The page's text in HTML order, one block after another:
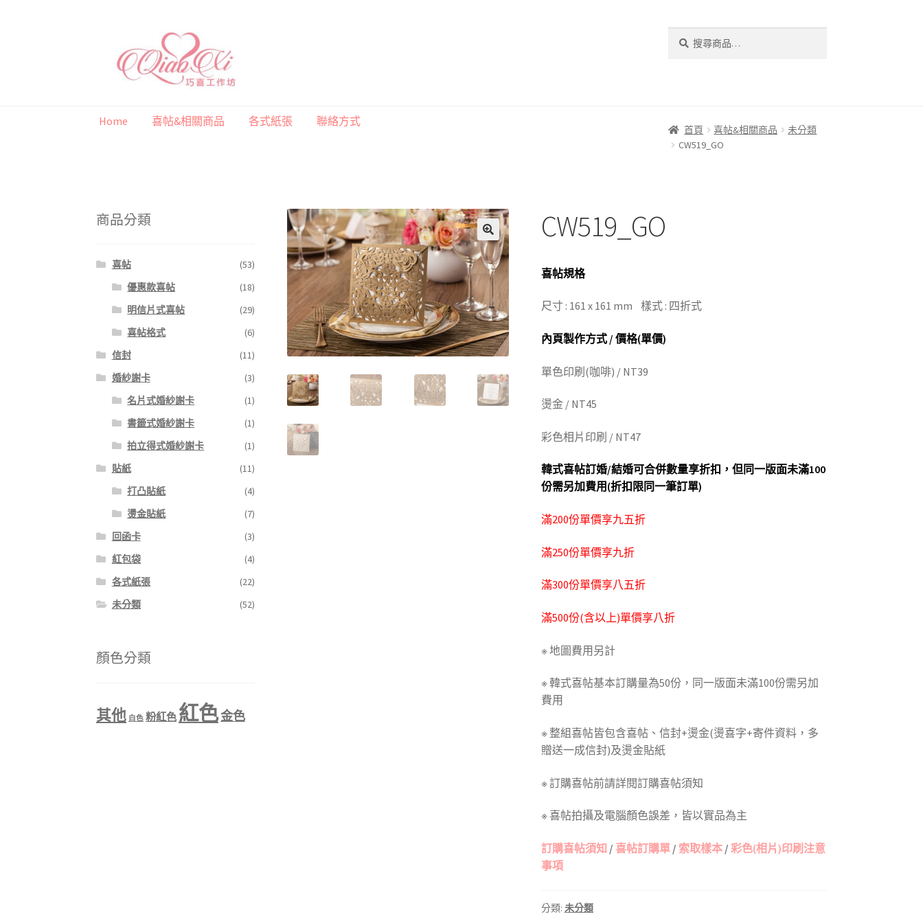
容
Home 喜帖&相關商品 各式紙張 聯絡方式
首頁 喜帖&相關商品
未分類
CW519_GO
CW519_GO
喜帖規格
尺寸 : 161 x 161 mm 樣式 : 四折式
內頁製作方式 / 價格(單價)
單色印刷(咖啡) / NT39
燙金 / NT45
彩色相片印刷 / NT47
韓式喜帖訂婚/結婚可合併數量享折扣，但同一版面未滿100
份需另加費用(折扣限同一筆訂單)
滿200份單價享九五折
滿250份單價享九折
滿300份單價享八五折
滿500份(含以上)單價享八折
※ 地圖費用另計
※ 韓式喜帖基本訂購量為50份，同一版面未滿100份需另加
費用
※ 整組喜帖皆包含喜帖、信封+燙金(燙喜字+寄件資料，多
贈送一成信封)及燙金貼紙
※ 訂購喜帖前請詳閱訂購喜帖須知
※ 喜帖拍攝及電腦顏色誤差，皆以實品為主
訂購喜帖須知 / 喜帖訂購單/ 索取樣本/ 彩色(相片)印刷注意
事項
分類: 未分類
商品分類
喜帖
(53)
優惠款喜帖
(18)
明信片式喜帖
(29)
喜帖格式
(6)
信封
(11)
婚紗謝卡
(3)
名片式婚紗謝卡
(1)
書籤式婚紗謝卡
(1)
拍立得式婚紗謝卡
(1)
貼紙
(11)
打凸貼紙
(4)
燙金貼紙
(7)
回函卡
(3)
紅包袋
(4)
各式紙張
(22)
未分類
(52)
顏色分類
其他 白色 粉紅色 紅色金色